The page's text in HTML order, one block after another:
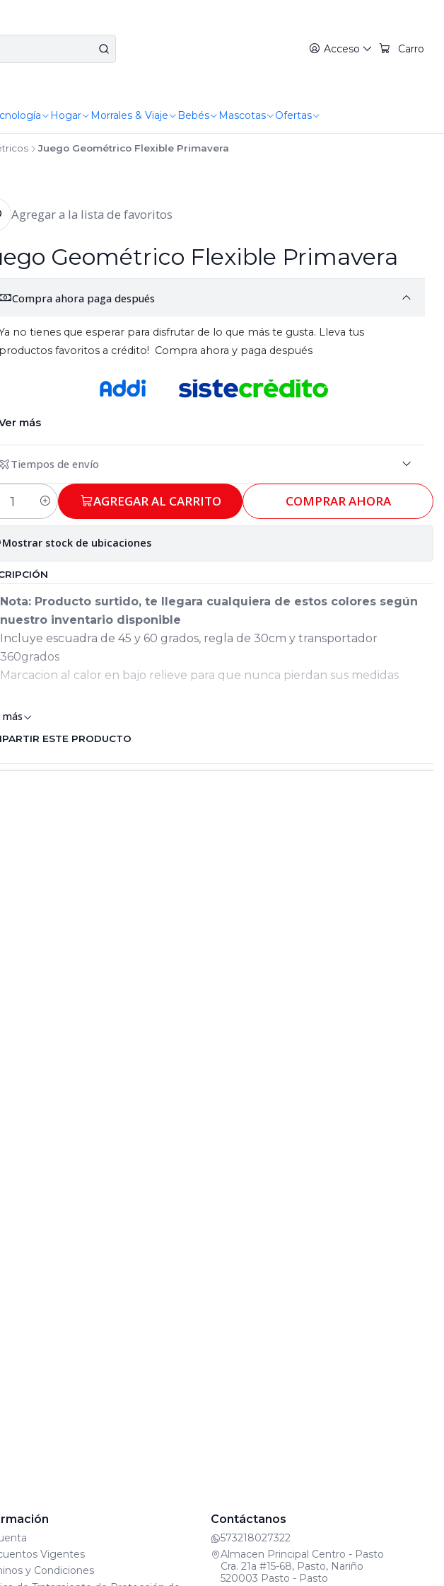
Acceso Carro
Hogar Morrales & Viaje Bebés Mascotas Ofertas
Juego Geométrico Flexible Primavera
Agregar a la lista de favoritos
Geométrico Flexible Primavera
Compra ahora paga después
no tienes que esperar para disfrutar de lo que más te gusta. Lleva tus
productos favoritos a crédito! Compra ahora y paga después
más
Tiempos de envío
AGREGAR AL CARRITO COMPRAR AHORA
Mostrar stock de ubicaciones
Nota: Producto surtido, te llegara cualquiera de estos colores según
nuestro inventario disponible
Incluye escuadra de 45 y 60 grados, regla de 30cm y transportador
360grados
Marcacion al calor en bajo relieve para que nunca pierdan sus medidas
ESTE PRODUCTO
Vigentes
y Condiciones
Contáctanos
573218027322
Almacen Principal Centro - Pasto
Cra. 21a #15-68, Pasto, Nariño
520003 Pasto - Pasto